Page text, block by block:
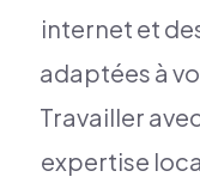
internet et
adaptées à
Travailler
expertise